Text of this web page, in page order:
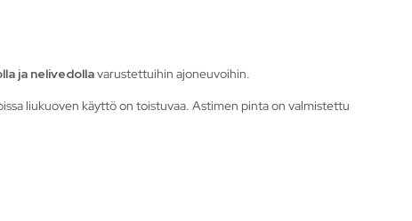
ja nelivedollavarustettuihin ajoneuvoihin.
liukuoven käyttö on toistuvaa. Astimen pinta on valmistettu